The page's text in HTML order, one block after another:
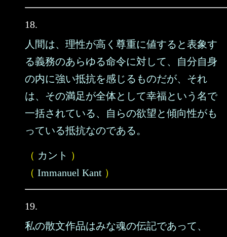
18.
人間は、理性が高く尊重に値すると表象す
る義務のあらゆる命令に対して、自分自身
の内に強い抵抗を感じるものだが、それ
は、その満足が全体として幸福という名で
一括されている、自らの欲望と傾向性がも
っている抵抗なのである。
（ カント ）
（ Immanuel Kant ）
19.
私の散文作品はみな魂の伝記であって、